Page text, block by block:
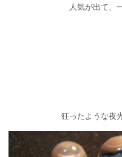
人気が出て、
狂ったような夜